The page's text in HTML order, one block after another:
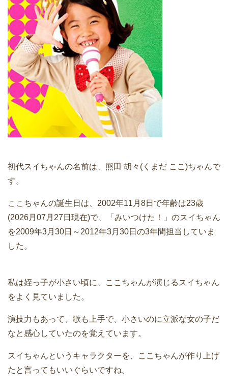
初代スイちゃんの名前は、熊田 胡々(くまだ ここ)ちゃんで
す。
ここちゃんの誕生日は、2002年11月8日で年齢は23歳
(2026月07月27日現在)で、「みいつけた！」のスイちゃん
を2009年3月30日～2012年3月30日の3年間担当していま
した。
私は姪っ子が小さい頃に、ここちゃんが演じるスイちゃん
をよく見ていました。
演技力もあって、歌も上手で、小さいのに立派な女の子だ
なと感心していたのを覚えています。
スイちゃんというキャラクターを、ここちゃんが作り上げ
たと言ってもいいぐらいですね。